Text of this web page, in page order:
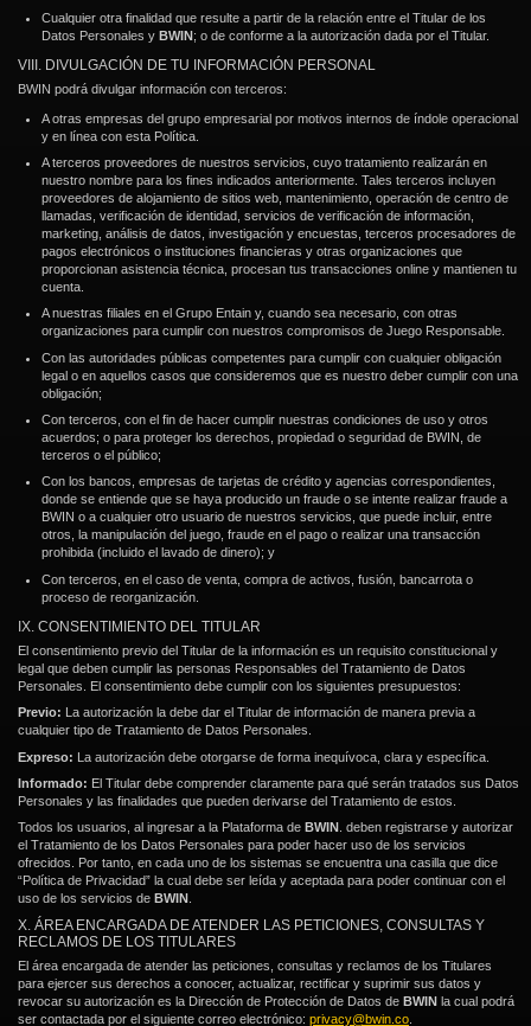
Cualquier otra finalidad que resulte a partir de la relación entre el Titular de los
Datos Personales y BWIN; o de conforme a la autorización dada por el Titular.
VIII. DIVULGACIÓN DE TU INFORMACIÓN PERSONAL
BWIN podrá divulgar información con terceros:
A otras empresas del grupo empresarial por motivos internos de índole operacional
y en línea con esta Política.
A terceros proveedores de nuestros servicios, cuyo tratamiento realizarán en
nuestro nombre para los fines indicados anteriormente. Tales terceros incluyen
proveedores de alojamiento de sitios web, mantenimiento, operación de centro de
llamadas, verificación de identidad, servicios de verificación de información,
marketing, análisis de datos, investigación y encuestas, terceros procesadores de
pagos electrónicos o instituciones financieras y otras organizaciones que
proporcionan asistencia técnica, procesan tus transacciones online y mantienen tu
cuenta.
A nuestras filiales en el Grupo Entain y, cuando sea necesario, con otras
organizaciones para cumplir con nuestros compromisos de Juego Responsable.
Con las autoridades públicas competentes para cumplir con cualquier obligación
legal o en aquellos casos que consideremos que es nuestro deber cumplir con una
obligación;
Con terceros, con el fin de hacer cumplir nuestras condiciones de uso y otros
acuerdos; o para proteger los derechos, propiedad o seguridad de BWIN, de
terceros o el público;
Con los bancos, empresas de tarjetas de crédito y agencias correspondientes,
donde se entiende que se haya producido un fraude o se intente realizar fraude a
BWIN o a cualquier otro usuario de nuestros servicios, que puede incluir, entre
otros, la manipulación del juego, fraude en el pago o realizar una transacción
prohibida (incluido el lavado de dinero); y
Con terceros, en el caso de venta, compra de activos, fusión, bancarrota o
proceso de reorganización.
IX. CONSENTIMIENTO DEL TITULAR
El consentimiento previo del Titular de la información es un requisito constitucional y
legal que deben cumplir las personas Responsables del Tratamiento de Datos
Personales. El consentimiento debe cumplir con los siguientes presupuestos:
Previo: La autorización la debe dar el Titular de información de manera previa a
cualquier tipo de Tratamiento de Datos Personales.
Expreso: La autorización debe otorgarse de forma inequívoca, clara y específica.
Informado: El Titular debe comprender claramente para qué serán tratados sus Datos
Personales y las finalidades que pueden derivarse del Tratamiento de estos.
Todos los usuarios, al ingresar a la Plataforma de BWIN . deben registrarse y autorizar
el Tratamiento de los Datos Personales para poder hacer uso de los servicios
ofrecidos. Por tanto, en cada uno de los sistemas se encuentra una casilla que dice
“Política de Privacidad” la cual debe ser leída y aceptada para poder continuar con el
uso de los servicios de BWIN
X. ÁREA ENCARGADA DE ATENDER LAS PETICIONES, CONSULTAS Y
RECLAMOS DE LOS TITULARES
El área encargada de atender las peticiones, consultas y reclamos de los Titulares
para ejercer sus derechos a conocer, actualizar, rectificar y suprimir sus datos y
revocar su autorización es la Dirección de Protección de Datos de BWIN la cual podrá
ser contactada por el siguiente correo electrónico: privacy@bwin.co